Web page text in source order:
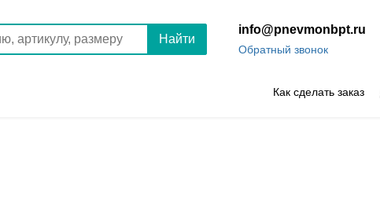
Найти
info@pnevmonbpt.ru
Обратный звонок
Как сделать заказ